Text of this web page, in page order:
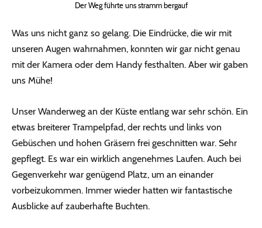
Der Weg führte uns stramm bergauf
Was uns nicht ganz so gelang. Die Eindrücke, die wir mit
unseren Augen wahrnahmen, konnten wir gar nicht genau
mit der Kamera oder dem Handy festhalten. Aber wir gaben
uns Mühe!
Unser Wanderweg an der Küste entlang war sehr schön. Ein
etwas breiterer Trampelpfad, der rechts und links von
Gebüschen und hohen Gräsern frei geschnitten war. Sehr
gepflegt. Es war ein wirklich angenehmes Laufen. Auch bei
Gegenverkehr war genügend Platz, um an einander
vorbeizukommen. Immer wieder hatten wir fantastische
Ausblicke auf zauberhafte Buchten.